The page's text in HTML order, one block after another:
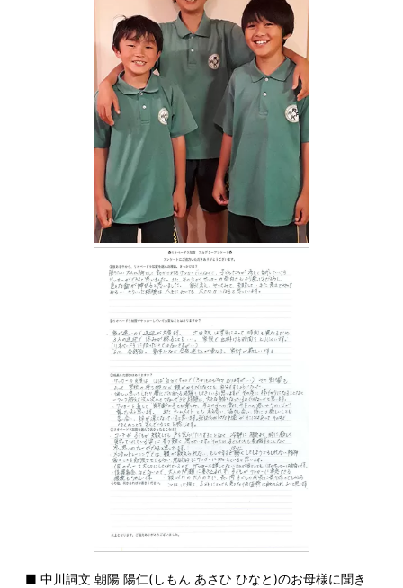
■ 中川詞文 朝陽 陽仁(しもん あさひ ひなと)のお母様に聞き